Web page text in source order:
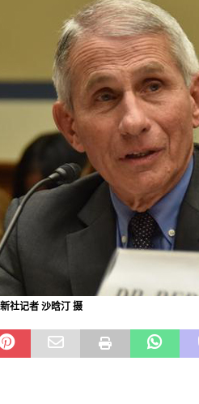
社记者 沙晗汀 摄